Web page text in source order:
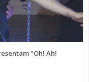
"Oh! Ah!